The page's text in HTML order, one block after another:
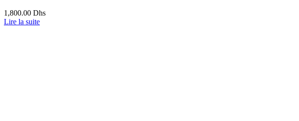
1,800.00 Dhs
Lire la suite